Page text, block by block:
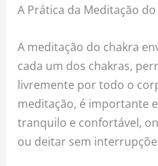
A Prática da Meditação do
A meditação do chakra
cada um dos chakras,
livremente por todo o
meditação, é importante
tranquilo e confortável,
ou deitar sem